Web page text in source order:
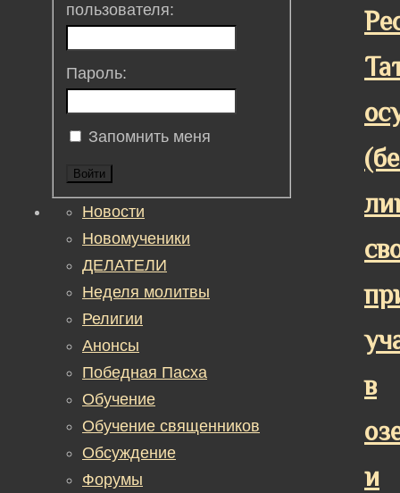
в
и
пользователя:
Пароль:
Запомнить меня
Войти
Новости
Новомученики
ДЕЛАТЕЛИ
Неделя молитвы
Религии
Анонсы
Победная Пасха
Обучение
Обучение священников
Обсуждение
Форумы